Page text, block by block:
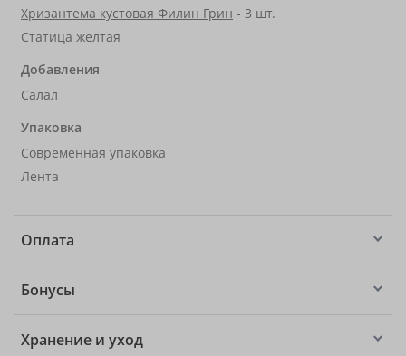
Хризантема кустовая Филин Грин - 3 шт.
Статица желтая
Добавления
Салал
Упаковка
Современная упаковка
Лента
Оплата
Бонусы
Хранение и уход